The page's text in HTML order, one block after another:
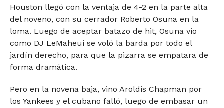
Houston llegó con la ventaja de 4-2 en la parte alta
del noveno, con su cerrador Roberto Osuna en la
loma. Luego de aceptar batazo de hit, Osuna vio
como DJ LeMaheui se voló la barda por todo el
jardín derecho, para que la pizarra se empatara de
forma dramática.
Pero en la novena baja, vino Aroldis Chapman por
los Yankees y el cubano falló, luego de embasar un